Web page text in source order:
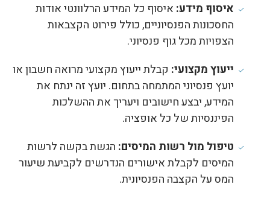
איסוף מידע: איסוף כל המידע הרלוונטי אודות
החסכונות הפנסיוניים, כולל פירוט הקצבאות
הצפויות מכל גוף פנסיוני.
ייעוץ מקצועי: קבלת ייעוץ מקצועי מרואה חשבון או
יועץ פנסיוני המתמחה בתחום. יועץ זה ינתח את
המידע, יבצע חישובים ויעריך את ההשלכות
הפיננסיות של כל אופציה.
טיפול מול רשות המיסים: הגשת בקשה לרשות
המיסים לקבלת אישורים הנדרשים לקביעת שיעור
המס על הקצבה הפנסיונית.